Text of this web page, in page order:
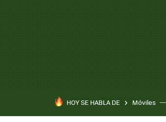
HOY SE HABLA DE Móviles